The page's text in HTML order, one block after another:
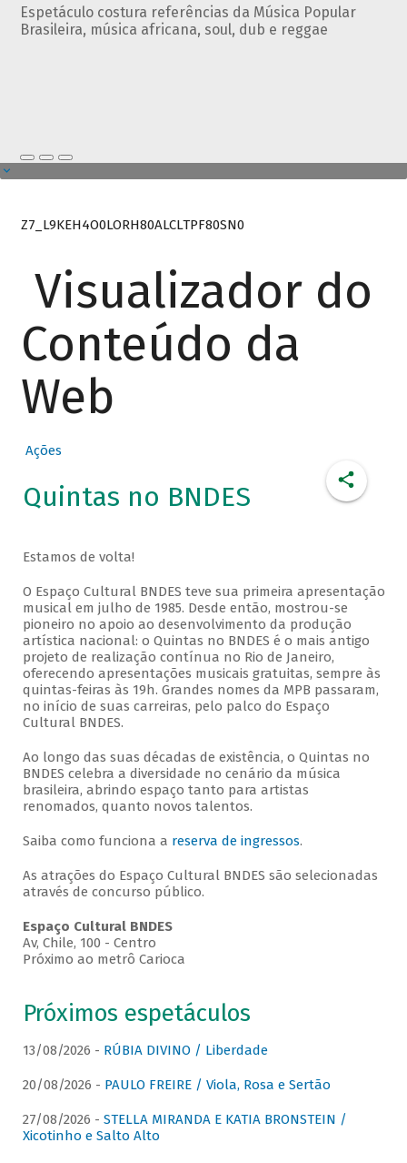
Espetáculo costura referências da Música Popular
Brasileira, música africana, soul, dub e reggae
Z7_L9KEH4O0LORH80ALCLTPF80SN0
Visualizador do
Conteúdo da
Web
Ações
Quintas no BNDES
Estamos de volta!
O Espaço Cultural BNDES teve sua primeira apresentação
musical em julho de 1985. Desde então, mostrou-se
pioneiro no apoio ao desenvolvimento da produção
artística nacional: o Quintas no BNDES é o mais antigo
projeto de realização contínua no Rio de Janeiro,
oferecendo apresentações musicais gratuitas, sempre às
quintas-feiras às 19h. Grandes nomes da MPB passaram,
no início de suas carreiras, pelo palco do Espaço
Cultural BNDES.
Ao longo das suas décadas de existência, o Quintas no
BNDES celebra a diversidade no cenário da música
brasileira, abrindo espaço tanto para artistas
renomados, quanto novos talentos.
Saiba como funciona a reserva de ingressos.
As atrações do Espaço Cultural BNDES são selecionadas
através de concurso público.
Espaço Cultural BNDES
Av, Chile, 100 - Centro
Próximo ao metrô Carioca
Próximos espetáculos
13/08/2026 - RÚBIA DIVINO / Liberdade
20/08/2026 - PAULO FREIRE / Viola, Rosa e Sertão
27/08/2026 - STELLA MIRANDA E KATIA BRONSTEIN /
Xicotinho e Salto Alto